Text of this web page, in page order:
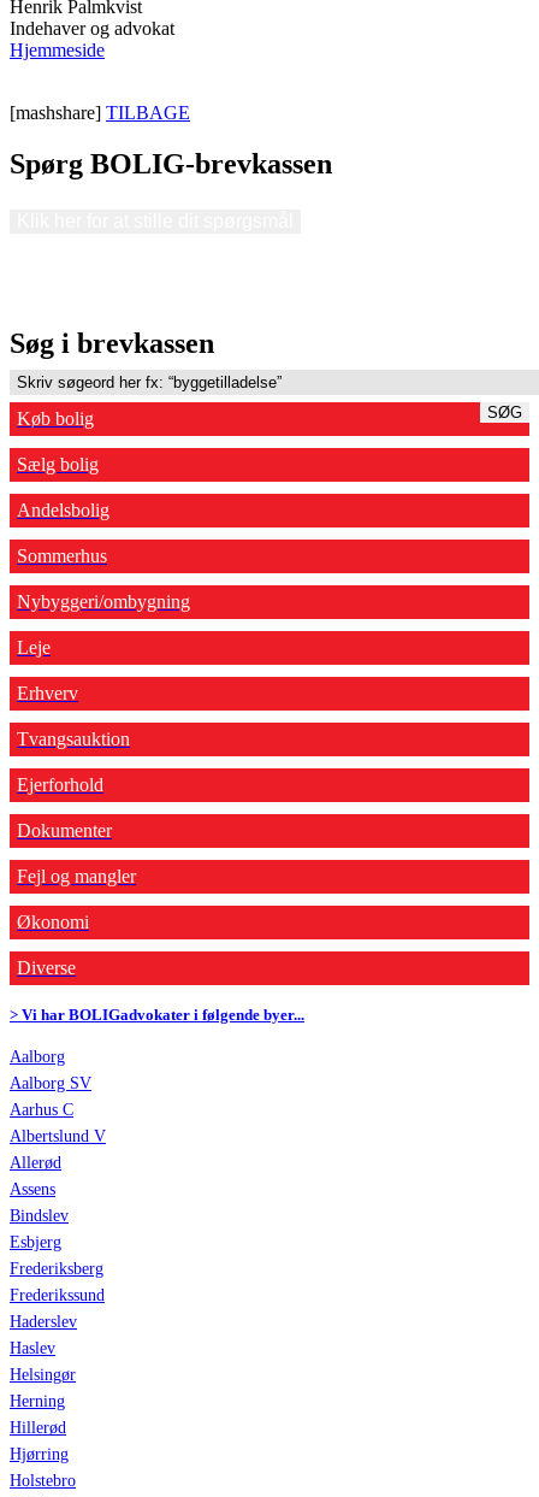
Henrik Palmkvist
Indehaver og advokat
Hjemmeside
[mashshare] TILBAGE
Spørg BOLIG-brevkassen
Søg i brevkassen
SØG
Køb bolig
Sælg bolig
Andelsbolig
Sommerhus
Nybyggeri/ombygning
Leje
Erhverv
Tvangsauktion
Ejerforhold
Dokumenter
Fejl og mangler
Økonomi
Diverse
> Vi har BOLIGadvokater i følgende byer...
Aalborg
Aalborg SV
Aarhus C
Albertslund V
Allerød
Assens
Bindslev
Esbjerg
Frederiksberg
Frederikssund
Haderslev
Haslev
Helsingør
Herning
Hillerød
Hjørring
Holstebro